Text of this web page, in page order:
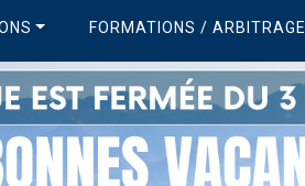
FORMATIONS / ARBITRAGE